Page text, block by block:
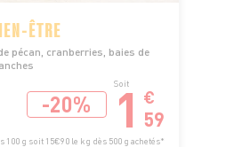
ÊTRE
pécan, cranberries, baies de
-20%
Soit
1 €
59
100 g soit 15€90 le kg dès 500 g achetés*